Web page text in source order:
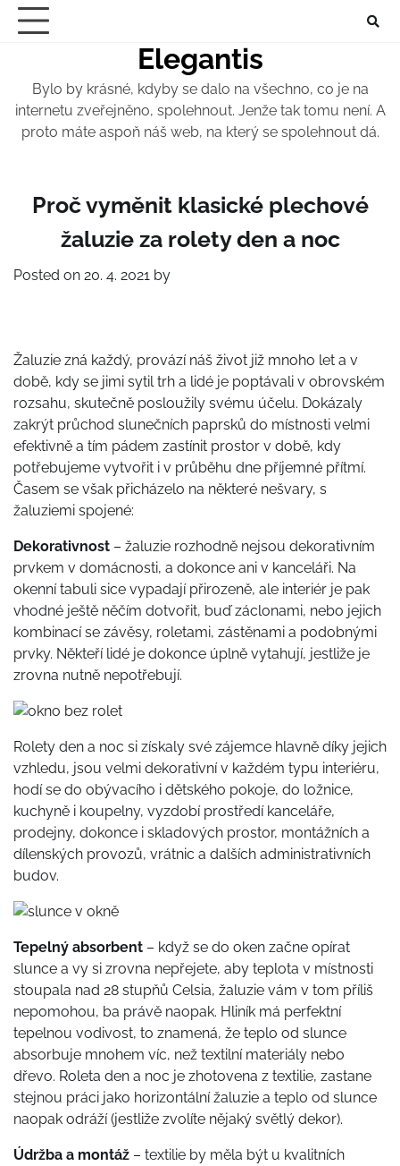
Skip
Elegantis
Bylo by krásné, kdyby se dalo na všechno, co je na
internetu zveřejněno, spolehnout. Jenže tak tomu není. A
proto máte aspoň náš web, na který se spolehnout dá.
Proč vyměnit klasické plechové
žaluzie za rolety den a noc
Posted on 20. 4. 2021 by
Žaluzie zná každý, provází náš život již mnoho let a v
době, kdy se jimi sytil trh a lidé je poptávali v obrovském
rozsahu, skutečně posloužily svému účelu. Dokázaly
zakrýt průchod slunečních paprsků do místnosti velmi
efektivně a tím pádem zastínit prostor v době, kdy
potřebujeme vytvořit i v průběhu dne příjemné přítmí.
Časem se však přicházelo na některé nešvary, s
žaluziemi spojené:
Dekorativnost – žaluzie rozhodně nejsou dekorativním
prvkem v domácnosti, a dokonce ani v kanceláři. Na
okenní tabuli sice vypadají přirozeně, ale interiér je pak
vhodné ještě něčím dotvořit, buď záclonami, nebo jejich
kombinací se závěsy, roletami, zástěnami a podobnými
prvky. Někteří lidé je dokonce úplně vytahují, jestliže je
zrovna nutně nepotřebují.
Rolety den a noc si získaly své zájemce hlavně díky jejich
vzhledu, jsou velmi dekorativní v každém typu interiéru,
hodí se do obývacího i dětského pokoje, do ložnice,
kuchyně i koupelny, vyzdobí prostředí kanceláře,
prodejny, dokonce i skladových prostor, montážních a
dílenských provozů, vrátnic a dalších administrativních
budov.
Tepelný absorbent – když se do oken začne opírat
slunce a vy si zrovna nepřejete, aby teplota v místnosti
stoupala nad 28 stupňů Celsia, žaluzie vám v tom příliš
nepomohou, ba právě naopak. Hliník má perfektní
tepelnou vodivost, to znamená, že teplo od slunce
absorbuje mnohem víc, než textilní materiály nebo
dřevo. Roleta den a noc je zhotovena z textilie, zastane
stejnou práci jako horizontální žaluzie a teplo od slunce
naopak odráží (jestliže zvolíte nějaký světlý dekor).
Údržba a montáž – textilie by měla být u kvalitních